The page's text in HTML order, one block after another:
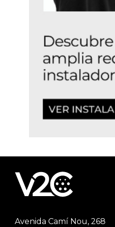
Avenida Camí Nou, 268